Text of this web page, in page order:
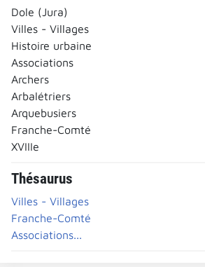
Dole (Jura)
Villes - Villages
Histoire urbaine
Associations
Archers
Arbalétriers
Arquebusiers
Franche-Comté
XVIIIe
Thésaurus
Villes - Villages
Franche-Comté
Associations...